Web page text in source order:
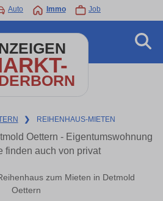
Auto Immo Job
❯ REIHENHAUS-MIETEN
Oettern - Eigentumswohnung
finden auch von privat
zum Mieten in Detmold
Oettern